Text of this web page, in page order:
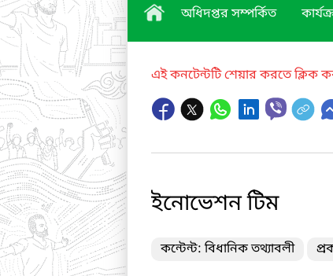
অধিদপ্তর সম্পর্কিত
এই কনটেন্টটি শেয়ার করতে ক্লিক
ইনোভেশন টিম
কন্টেন্ট: বিধানিক তথ্যাবলী